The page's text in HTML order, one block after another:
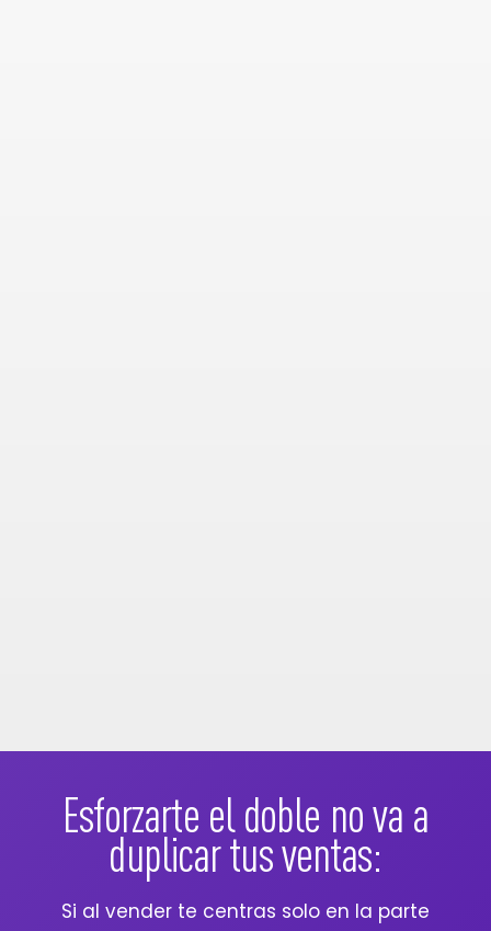
Esforzarte el doble no va a
duplicar tus ventas:
Si al vender te centras solo en la parte